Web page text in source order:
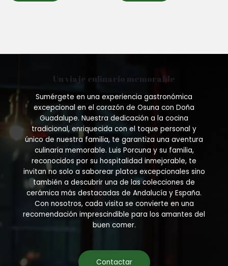
Un viaje culinario memorable
Sumérgete en una experiencia gastronómica
excepcional en el corazón de Osuna con Doña
Guadalupe. Nuestra dedicación a la cocina
tradicional, enriquecida con el toque personal y
único de nuestra familia, te garantiza una aventura
culinaria memorable. Luis Porcuna y su familia,
reconocidos por su hospitalidad inmejorable, te
invitan no solo a saborear platos excepcionales sino
también a descubrir una de las colecciones de
cerámica más destacadas de Andalucía y España.
Con nosotros, cada visita se convierte en una
recomendación imprescindible para los amantes del
buen comer.
Contactar